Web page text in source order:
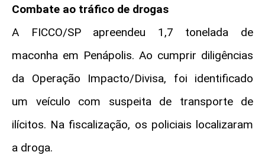
Combate ao tráfico de drogas
A FICCO/SP apreendeu 1,7 tonelada de
maconha em Penápolis. Ao cumprir diligências
da Operação Impacto/Divisa, foi identificado
um veículo com suspeita de transporte de
ilícitos. Na fiscalização, os policiais localizaram
a droga.